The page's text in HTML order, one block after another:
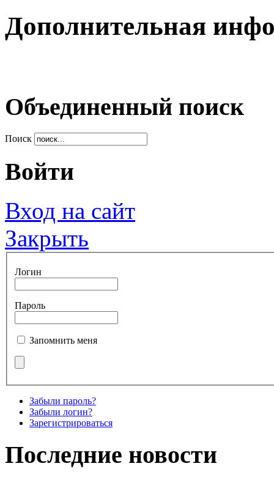
Дополнительная
Объединенный поиск
Поиск
Войти
Вход на сайт
Закрыть
Логин
Пароль
Запомнить меня
Забыли пароль?
Забыли логин?
Зарегистрироваться
Последние новости